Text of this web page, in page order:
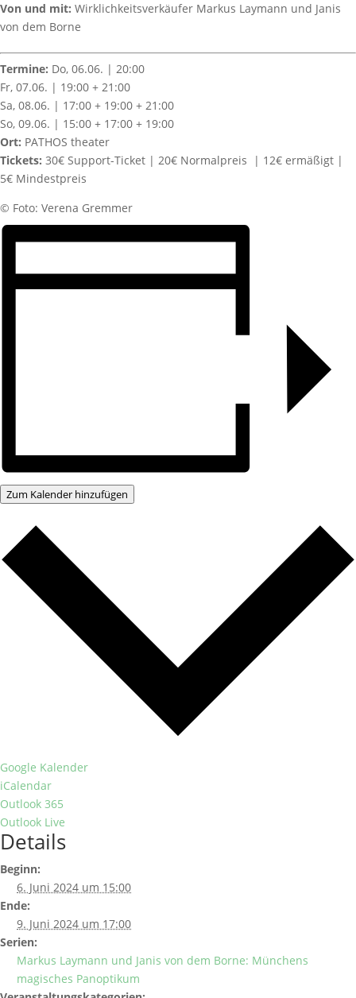
Von und mit: Wirklichkeitsverkäufer Markus Laymann und Janis
von dem Borne
Termine: Do, 06.06. | 20:00
Fr, 07.06. | 19:00 + 21:00
Sa, 08.06. | 17:00 + 19:00 + 21:00
So, 09.06. | 15:00 + 17:00 + 19:00
Ort: PATHOS theater
Tickets: 30€ Support-Ticket | 20€ Normalpreis | 12€ ermäßigt |
5€ Mindestpreis
©️ Foto: Verena Gremmer
Zum Kalender hinzufügen
Google Kalender
iCalendar
Outlook 365
Outlook Live
Details
Beginn:
6. Juni 2024 um 15:00
Ende:
9. Juni 2024 um 17:00
Serien:
Markus Laymann und Janis von dem Borne: Münchens
magisches Panoptikum